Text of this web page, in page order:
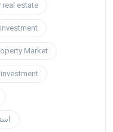
real estate
Market